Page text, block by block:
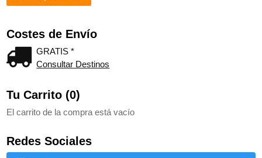
Costes de Envío
GRATIS *
Consultar Destinos
Tu Carrito (0)
El carrito de la compra está vacío
Redes Sociales